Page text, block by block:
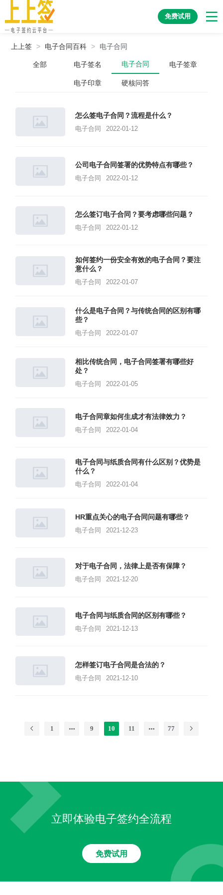
免费试用
上上签 > 电子合同百科 > 电子合同
全部 电子签名 电子合同 电子签章
电子印章 硬核问答
怎么签电子合同？流程是什么？
电子合同 2022-01-12
公司电子合同签署的优势特点有哪些？
电子合同 2022-01-12
怎么签订电子合同？要考虑哪些问题？
电子合同 2022-01-12
如何签约一份安全有效的电子合同？要注
意什么？
电子合同 2022-01-07
什么是电子合同？与传统合同的区别有哪
些？
电子合同 2022-01-07
相比传统合同，电子合同签署有哪些好
处？
电子合同 2022-01-05
电子合同章如何生成才有法律效力？
电子合同 2022-01-04
电子合同与纸质合同有什么区别？优势是
什么？
电子合同 2022-01-04
HR重点关心的电子合同问题有哪些？
电子合同 2021-12-23
对于电子合同，法律上是否有保障？
电子合同 2021-12-20
电子合同与纸质合同的区别有哪些？
电子合同 2021-12-13
怎样签订电子合同是合法的？
电子合同 2021-12-10
1 9 10 11 77
立即体验电子签约全流程
免费试用